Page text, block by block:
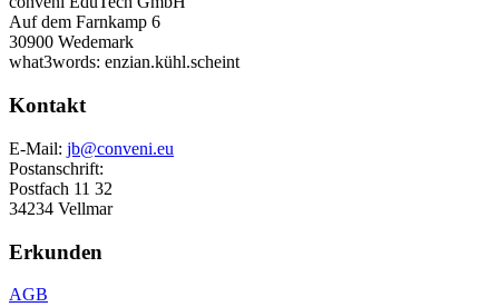
Auf dem Farnkamp 6
30900 Wedemark
what3words: enzian.kühl.scheint
Kontakt
E-Mail: jb@conveni.eu
Postanschrift:
Postfach 11 32
34234 Vellmar
Erkunden
AGB